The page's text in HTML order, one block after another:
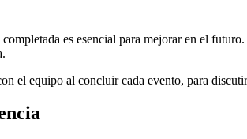
es esencial para mejorar en el
el equipo al concluir cada evento, para